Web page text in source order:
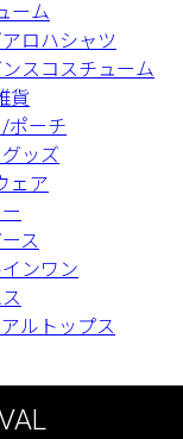
ーム
ロハシャツ
スコスチューム
貨
ポーチ
ッズ
ェア
ス
ンワン
ルトップス